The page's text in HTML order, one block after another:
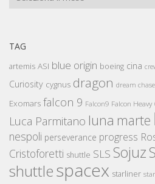
TAG
artemis ASI blue origin boeing cina
Curiosity cygnus dragon dream
Exomars falcon 9 Falcon9 Falcon Heavy
Luca Parmitano luna marte
nespoli perseverance progress
Cristoforetti shuttle SLS Sojuz
shuttlespacex starliner